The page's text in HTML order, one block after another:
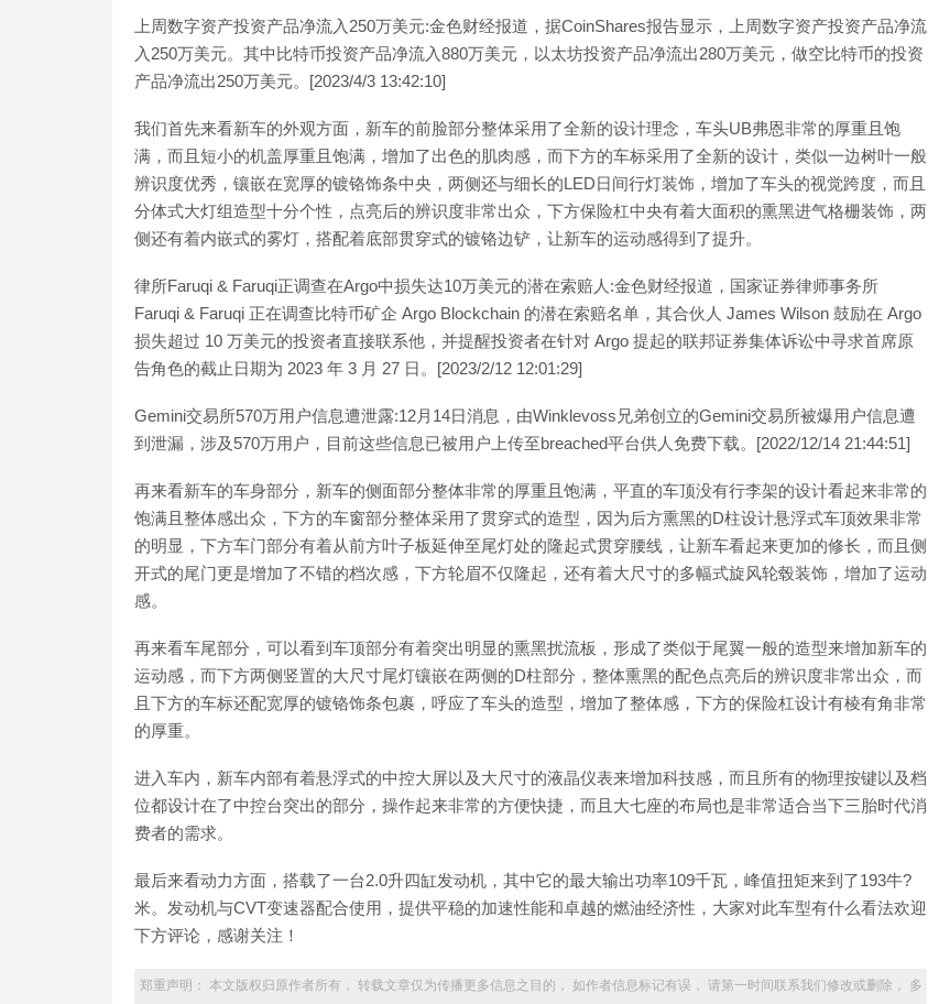
上周数字资产投资产品净流入250万美元:金色财经报道，据CoinShares报告显示，上周数字资产投资产品净流
入250万美元。其中比特币投资产品净流入880万美元，以太坊投资产品净流出280万美元，做空比特币的投资
产品净流出250万美元。[2023/4/3 13:42:10]
我们首先来看新车的外观方面，新车的前脸部分整体采用了全新的设计理念，车头UB弗恩非常的厚重且饱
满，而且短小的机盖厚重且饱满，增加了出色的肌肉感，而下方的车标采用了全新的设计，类似一边树叶一般
辨识度优秀，镶嵌在宽厚的镀铬饰条中央，两侧还与细长的LED日间行灯装饰，增加了车头的视觉跨度，而且
分体式大灯组造型十分个性，点亮后的辨识度非常出众，下方保险杠中央有着大面积的熏黑进气格栅装饰，两
侧还有着内嵌式的雾灯，搭配着底部贯穿式的镀铬边铲，让新车的运动感得到了提升。
律所Faruqi & Faruqi正调查在Argo中损失达10万美元的潜在索赔人:金色财经报道，国家证券律师事务所
Faruqi & Faruqi 正在调查比特币矿企 Argo Blockchain 的潜在索赔名单，其合伙人 James Wilson 鼓励在 Argo
损失超过 10 万美元的投资者直接联系他，并提醒投资者在针对 Argo 提起的联邦证券集体诉讼中寻求首席原
告角色的截止日期为 2023 年 3 月 27 日。[2023/2/12 12:01:29]
Gemini交易所570万用户信息遭泄露:12月14日消息，由Winklevoss兄弟创立的Gemini交易所被爆用户信息遭
到泄漏，涉及570万用户，目前这些信息已被用户上传至breached平台供人免费下载。[2022/12/14 21:44:51]
再来看新车的车身部分，新车的侧面部分整体非常的厚重且饱满，平直的车顶没有行李架的设计看起来非常的
饱满且整体感出众，下方的车窗部分整体采用了贯穿式的造型，因为后方熏黑的D柱设计悬浮式车顶效果非常
的明显，下方车门部分有着从前方叶子板延伸至尾灯处的隆起式贯穿腰线，让新车看起来更加的修长，而且侧
开式的尾门更是增加了不错的档次感，下方轮眉不仅隆起，还有着大尺寸的多幅式旋风轮毂装饰，增加了运动
感。
再来看车尾部分，可以看到车顶部分有着突出明显的熏黑扰流板，形成了类似于尾翼一般的造型来增加新车的
运动感，而下方两侧竖置的大尺寸尾灯镶嵌在两侧的D柱部分，整体熏黑的配色点亮后的辨识度非常出众，而
且下方的车标还配宽厚的镀铬饰条包裹，呼应了车头的造型，增加了整体感，下方的保险杠设计有棱有角非常
的厚重。
进入车内，新车内部有着悬浮式的中控大屏以及大尺寸的液晶仪表来增加科技感，而且所有的物理按键以及档
位都设计在了中控台突出的部分，操作起来非常的方便快捷，而且大七座的布局也是非常适合当下三胎时代消
费者的需求。
最后来看动力方面，搭载了一台2.0升四缸发动机，其中它的最大输出功率109千瓦，峰值扭矩来到了193牛?
米。发动机与CVT变速器配合使用，提供平稳的加速性能和卓越的燃油经济性，大家对此车型有什么看法欢迎
下方评论，感谢关注！
郑重声明： 本文版权归原作者所有， 转载文章仅为传播更多信息之目的， 如作者信息标记有误， 请第一时间联系我们修改或删除， 多